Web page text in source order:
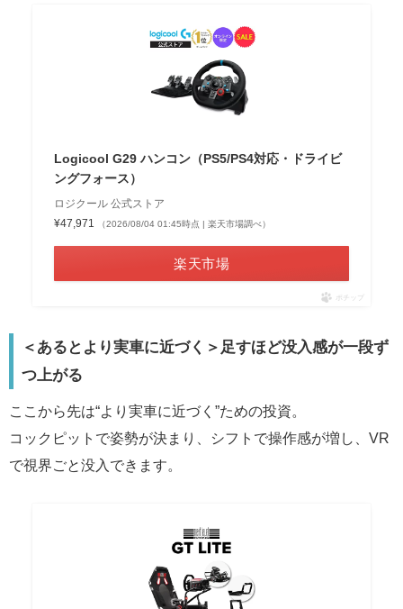
Logicool G29 ハンコン（PS5/PS4対応・ドライビ
ングフォース）
ロジクール 公式ストア
¥47,971
（2026/08/04 01:45時点 | 楽天市場調べ）
楽天市場
ポチップ
＜あるとより実車に近づく＞足すほど没入感が一段ず
つ上がる
ここから先は“より実車に近づく”ための投資。
コックピットで姿勢が決まり、シフトで操作感が増し、VR
で視界ごと没入できます。